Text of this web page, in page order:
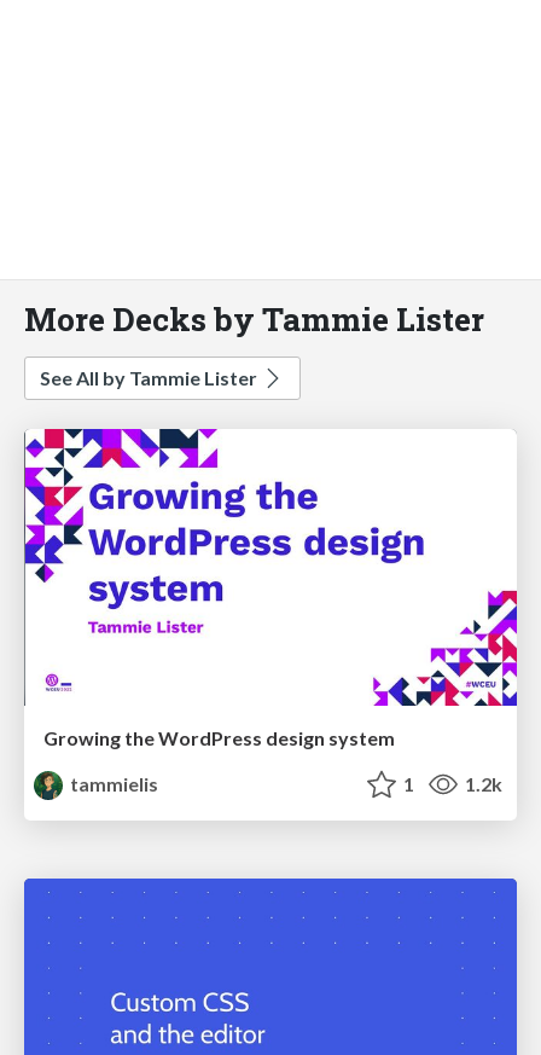
More Decks by Tammie Lister
See All by Tammie Lister
Growing the WordPress design system
tammielis
1 1.2k